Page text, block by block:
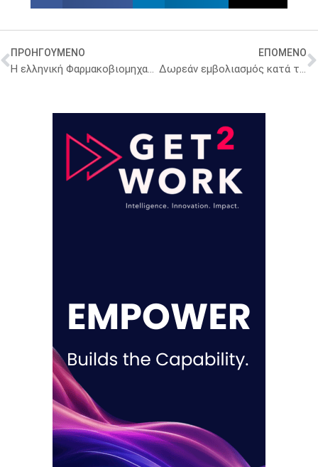
ΠΡΟΗΓΟΥΜΕΝΟ
Η ελληνική Φαρμακοβιομηχανία ως πυλώνας επάρκειας και ανάπτυξης
ΕΠΟΜΕΝΟ
Δωρεάν εμβολιασμός κατά του έρπητα ζωστήρα στη Θεσσαλονίκη